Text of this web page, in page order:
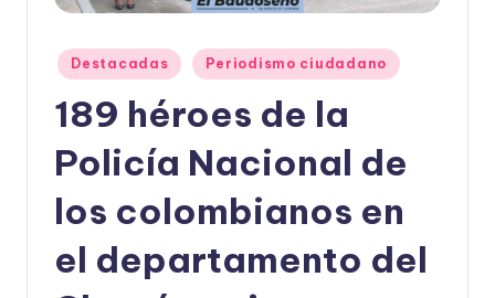
Publicado
en
Destacadas Periodismo ciudadano
189 héroes de la
Policía Nacional de
los colombianos en
el departamento del